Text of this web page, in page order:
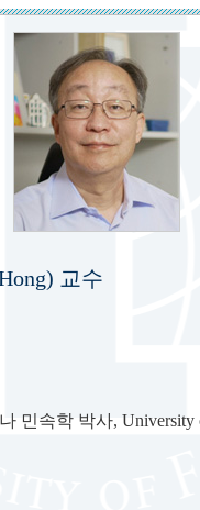
교수
민속학 박사, University